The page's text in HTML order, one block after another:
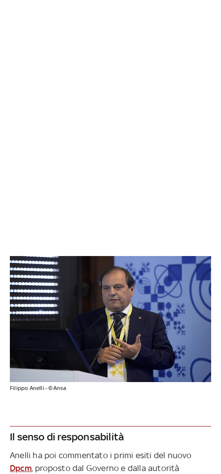
Filippo Anelli - ©Ansa
Il senso di responsabilità
Anelli ha poi commentato i primi esiti del nuovo
Dpcm, proposto dal Governo e dalla autorità